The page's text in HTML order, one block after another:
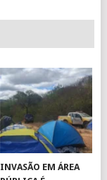
INVASÃO EM ÁREA